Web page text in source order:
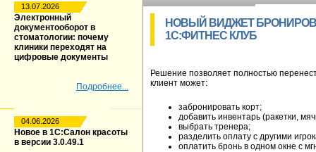
13.07.2026
Электронный
документооборот в
стоматологии: почему
клиники переходят на
цифровые документы
Подробнее...
04.06.2026
Новое в 1С:Салон красоты
в версии 3.0.49.1
НОВЫЙ ВИДЖЕТ
1С:ФИТНЕС КЛУБ
Решение позволяет полностью
клиент может:
забронировать корт;
добавить инвентарь (ракетки,
выбрать тренера;
разделить оплату с другими
оплатить бронь в одном окне с